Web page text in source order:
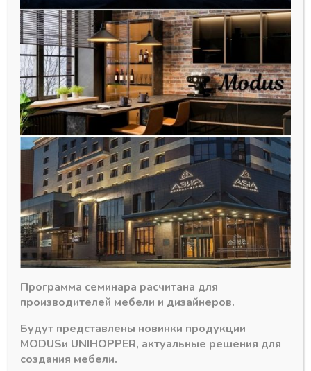
Петля 110 гр.DTC CLICK-ON
PIVOTSTAR 52мм вкладная б/
планки
170,98₽
В наличии
-
товара
Петля
110
+ В корзину
Программа семинара расчитана для
производителей мебели и дизайнеров.
Будут представлены новинки продукции
MODUSи UNIHOPPER, актуальные решения для
создания мебели.